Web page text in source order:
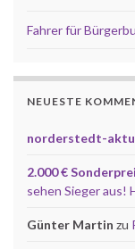
Fahrer für
NEUESTE
norderstedt-
2.000 €
sehen Sieger aus!
Günter Martin zu